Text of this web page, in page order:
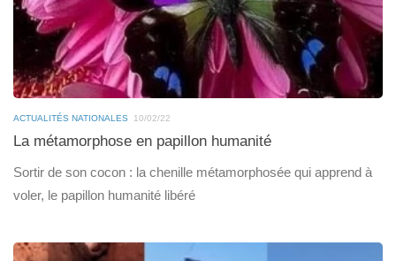
ACTUALITÉS NATIONALES 10/02/22
La métamorphose en papillon humanité
Sortir de son cocon : la chenille métamorphosée qui apprend à
voler, le papillon humanité libéré